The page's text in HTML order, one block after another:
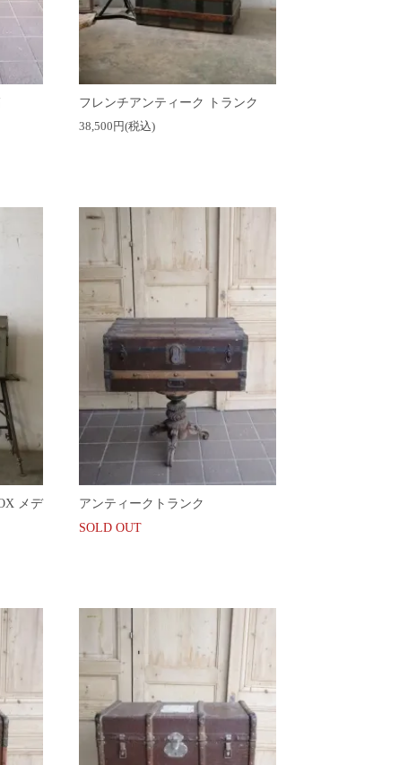
フレンチアンティーク トランク
38,500円(税込)
メデ
アンティークトランク
SOLD OUT